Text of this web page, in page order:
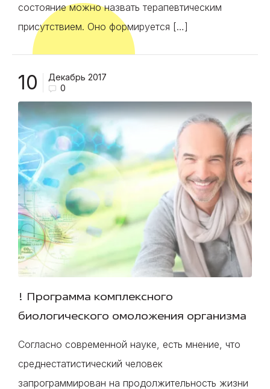
состояние можно назвать терапевтическим
присутствием. Оно формируется […]
10
Декабрь 2017
0
! Программа комплексного
биологического омоложения организма
Согласно современной науке, есть мнение, что
среднестатистический человек
запрограммирован на продолжительность жизни